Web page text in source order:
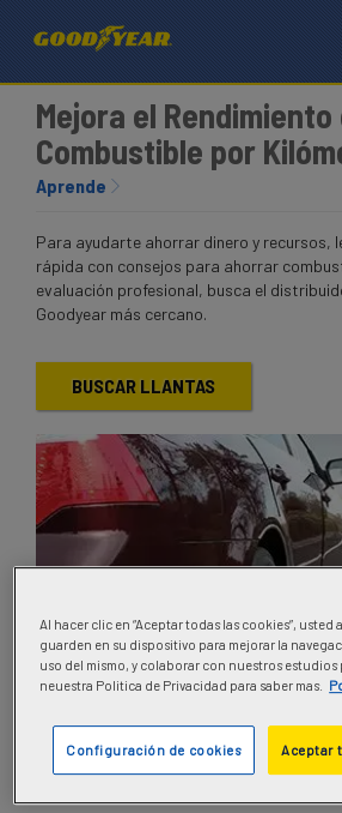
Mejora el Rendimiento
Combustible por
Aprende
Para ayudarte ahorrar dinero y recursos,
rápida con consejos para ahorrar
evaluación profesional, busca el
Goodyear más cercano.
BUSCAR LLANTAS
Al hacer clic en “Aceptar todas las cookies”, usted
guarden en su dispositivo para mejorar la
uso del mismo, y colaborar con nuestros
neuestra Politica de Privacidad para saber mas.
Aceptar
Configuración de cookies